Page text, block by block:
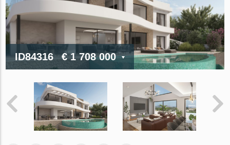
ID84316 € 1 708 000